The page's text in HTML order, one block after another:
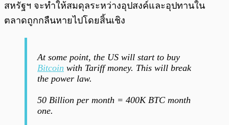
สหรัฐฯ จะทำให้สมดุลระหว่างอุปสงค์และอุปทานใน
ตลาดถูกกลืนหายไปโดยสิ้นเชิง
At some point, the US will start to buy
Bitcoin with Tariff money. This will break
the power law.
50 Billion per month = 400K BTC month
one.